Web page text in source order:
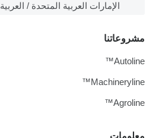
الإمارات العربية المتحدة / العربية
معلومات
مشروعاتنا
Autoline™
Machineryline™
Agroline™